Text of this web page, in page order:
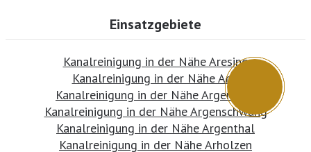
Einsatzgebiete
Kanalreinigung in der Nähe Aresing
Kanalreinigung in der Nähe Arft
Kanalreinigung in der Nähe Argenbühl
Kanalreinigung in der Nähe Argenschwang
Kanalreinigung in der Nähe Argenthal
Kanalreinigung in der Nähe Arholzen